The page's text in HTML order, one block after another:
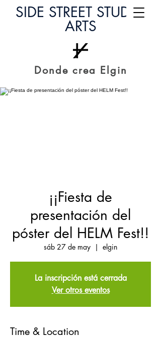
SIDE STREET STUDIO
ARTS
Donde crea Elgin
¡¡Fiesta de
presentación del
póster del HELM Fest!!
sáb 27 de may
  |
elgin
La inscripción está cerrada
Ver otros eventos
Time & Location